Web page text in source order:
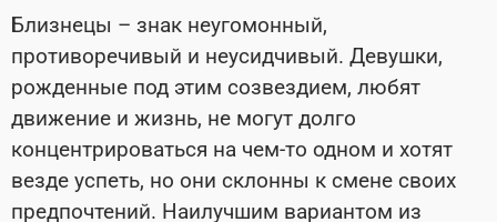
Близнецы – знак неугомонный,
противоречивый и неусидчивый. Девушки,
рожденные под этим созвездием, любят
движение и жизнь, не могут долго
концентрироваться на чем-то одном и хотят
везде успеть, но они склонны к смене своих
предпочтений. Наилучшим вариантом из